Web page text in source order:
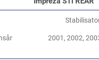
2001, 2002,